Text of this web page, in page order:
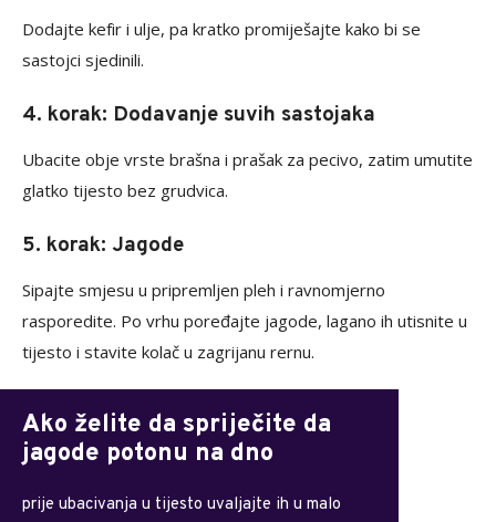
Dodajte kefir i ulje, pa kratko promiješajte kako bi se
sastojci sjedinili.
4. korak: Dodavanje suvih sastojaka
Ubacite obje vrste brašna i prašak za pecivo, zatim umutite
glatko tijesto bez grudvica.
5. korak: Jagode
Sipajte smjesu u pripremljen pleh i ravnomjerno
rasporedite. Po vrhu poređajte jagode, lagano ih utisnite u
tijesto i stavite kolač u zagrijanu rernu.
Ako želite da spriječite da
jagode potonu na dno
prije ubacivanja u tijesto uvaljajte ih u malo